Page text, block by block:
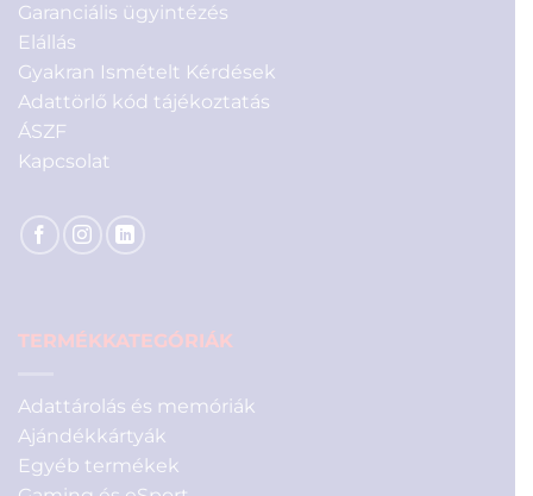
Garanciális ügyintézés
Elállás
Gyakran Ismételt Kérdések
Adattörlő kód tájékoztatás
ÁSZF
Kapcsolat
TERMÉKKATEGÓRIÁK
Adattárolás és memóriák
Ajándékkártyák
Egyéb termékek